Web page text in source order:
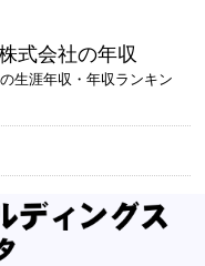
式会社の年収
生涯年収・年収ランキン